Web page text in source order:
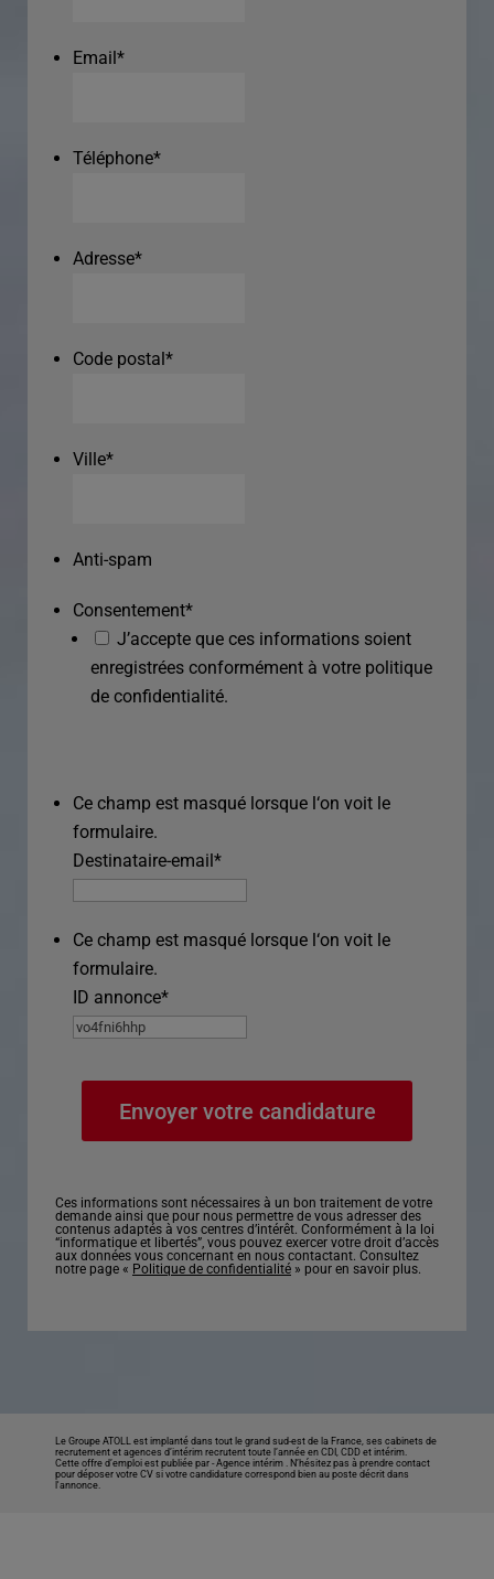
Email*
Téléphone*
Adresse*
Code postal*
Ville*
Anti-spam
Consentement*
J’accepte que ces informations soient
enregistrées conformément à votre politique
de confidentialité.
Ce champ est masqué lorsque l‘on voit le
formulaire.
Destinataire-email*
Ce champ est masqué lorsque l‘on voit le
formulaire.
ID annonce*
Ces informations sont nécessaires à un bon traitement de votre
demande ainsi que pour nous permettre de vous adresser des
contenus adaptés à vos centres d’intérêt. Conformément à la loi
“informatique et libertés”, vous pouvez exercer votre droit d’accès
aux données vous concernant en nous contactant. Consultez
notre page « Politique de confidentialité » pour en savoir plus.
Le Groupe ATOLL est implanté dans tout le grand sud-est de la France, ses cabinets de
recrutement et agences d’intérim recrutent toute l’année en CDI, CDD et intérim.
Cette offre d’emploi est publiée par -Agence intérim . N’hésitez pas à prendre contact
pour déposer votre CV si votre candidature correspond bien au poste décrit dans
l'annonce.